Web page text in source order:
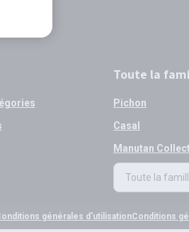
Toute la
Pichon
Casal
Manutan
Toute la
générales d'utilisationConditions